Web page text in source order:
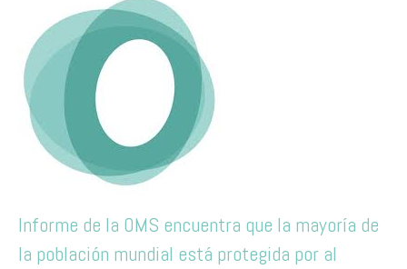
Informe de la OMS encuentra que la mayoría de
la población mundial está protegida por al